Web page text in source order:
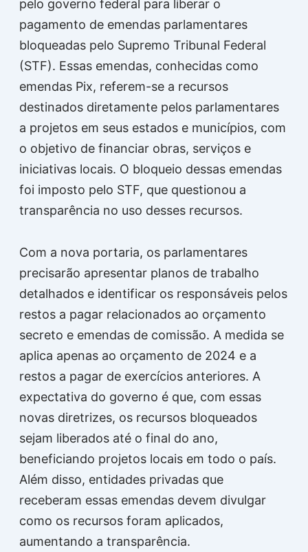
pelo governo federal para liberar o
pagamento de emendas parlamentares
bloqueadas pelo Supremo Tribunal Federal
(STF). Essas emendas, conhecidas como
emendas Pix, referem-se a recursos
destinados diretamente pelos parlamentares
a projetos em seus estados e municípios, com
o objetivo de financiar obras, serviços e
iniciativas locais. O bloqueio dessas emendas
foi imposto pelo STF, que questionou a
transparência no uso desses recursos.
Com a nova portaria, os parlamentares
precisarão apresentar planos de trabalho
detalhados e identificar os responsáveis pelos
restos a pagar relacionados ao orçamento
secreto e emendas de comissão. A medida se
aplica apenas ao orçamento de 2024 e a
restos a pagar de exercícios anteriores. A
expectativa do governo é que, com essas
novas diretrizes, os recursos bloqueados
sejam liberados até o final do ano,
beneficiando projetos locais em todo o país.
Além disso, entidades privadas que
receberam essas emendas devem divulgar
como os recursos foram aplicados,
aumentando a transparência.